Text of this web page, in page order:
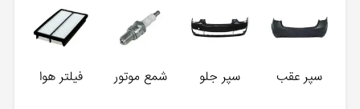
سپر عقب سپر جلو شمع موتور فیلتر هوا